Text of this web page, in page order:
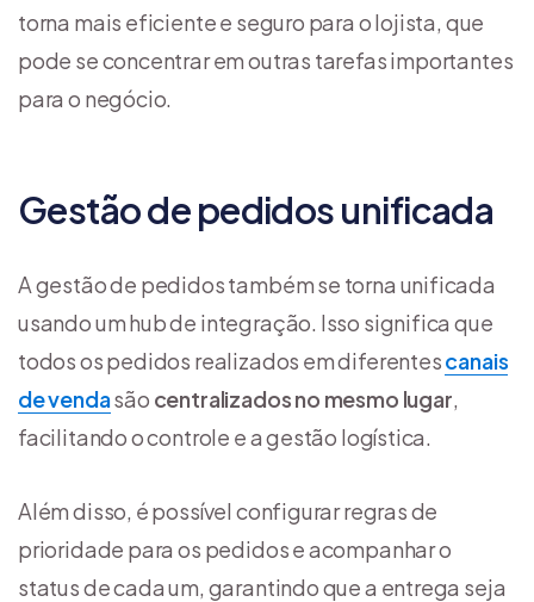
torna mais eficiente e seguro para o lojista, que
pode se concentrar em outras tarefas importantes
para o negócio.
Gestão de pedidos unificada
A gestão de pedidos também se torna unificada
usando um hub de integração. Isso significa que
todos os pedidos realizados em diferentescanais
de vendasão centralizados no mesmo lugar,
facilitando o controle e a gestão logística.
Além disso, é possível configurar regras de
prioridade para os pedidos e acompanhar o
status de cada um, garantindo que a entrega seja